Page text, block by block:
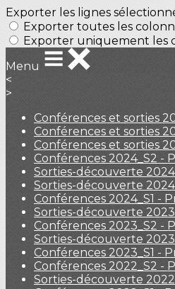
Exporter les lignes
Exporter toutes les
Exporter uniquement les
Menu
<
>
Conférences et sorties
Conférences et sorties
Conférences et sorties
Conférences 2024_S2 -
Sorties-découverte
Sorties-découverte
Conférences 2024_S1 -
Sorties-découverte
Conférences 2023_S2 -
Sorties-découverte
Conférences 2023_S1 -
Conférences 2022_S2 -
Sorties-découverte